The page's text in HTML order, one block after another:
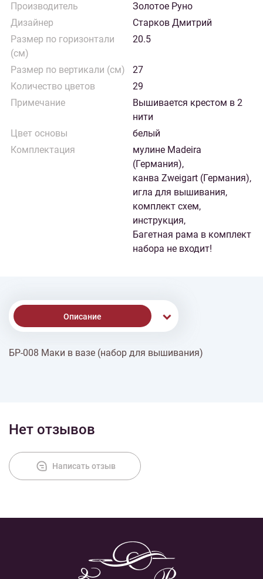
Производитель
Золотое Руно
Дизайнер
Старков Дмитрий
Размер по горизонтали
(см)
20.5
Размер по вертикали (см)
27
Количество цветов
29
Примечание
Вышивается крестом в 2
нити
Цвет основы
белый
Комплектация
мулине Madeira
(Германия),
канва Zweigart (Германия),
игла для вышивания,
комплект схем,
инструкция,
Багетная рама в комплект
набора не входит!
Описание
Доставка
БР-008 Маки в вазе (набор для вышивания)
Нет отзывов
Написать отзыв